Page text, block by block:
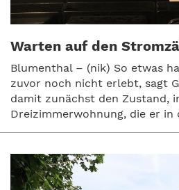
Warten auf den
Blumenthal – (nik) So etwas
zuvor noch nicht erlebt, sagt
damit zunächst den Zustand,
Dreizimmerwohnung, die er in